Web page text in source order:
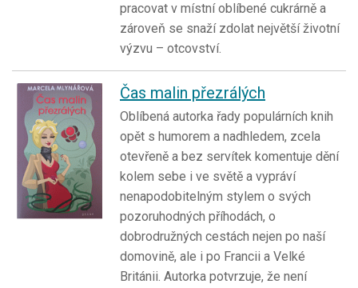
pracovat v místní oblíbené cukrárně a
zároveň se snaží zdolat největší životní
výzvu – otcovství.
Čas malin přezrálých
Oblíbená autorka řady populárních knih
opět s humorem a nadhledem, zcela
otevřeně a bez servítek komentuje dění
kolem sebe i ve světě a vypráví
nenapodobitelným stylem o svých
pozoruhodných příhodách, o
dobrodružných cestách nejen po naší
domovině, ale i po Francii a Velké
Británii. Autorka potvrzuje, že není